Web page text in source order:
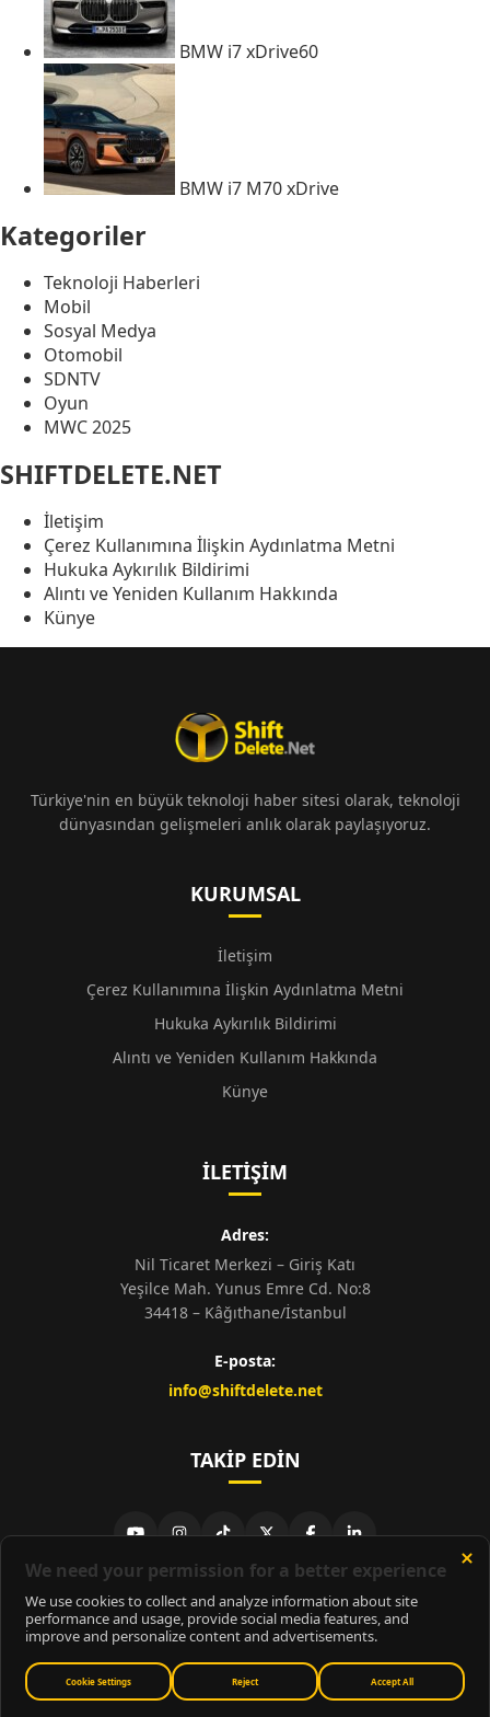
BMW i7 xDrive60
BMW i7 M70 xDrive
Kategoriler
Teknoloji Haberleri
Mobil
Sosyal Medya
Otomobil
SDNTV
Oyun
MWC 2025
SHIFTDELETE.NET
İletişim
Çerez Kullanımına İlişkin Aydınlatma Metni
Hukuka Aykırılık Bildirimi
Alıntı ve Yeniden Kullanım Hakkında
Künye
Türkiye'nin en büyük teknoloji haber sitesi olarak, teknoloji
dünyasından gelişmeleri anlık olarak paylaşıyoruz.
KURUMSAL
İletişim
Çerez Kullanımına İlişkin Aydınlatma Metni
Hukuka Aykırılık Bildirimi
Alıntı ve Yeniden Kullanım Hakkında
Künye
İLETIŞIM
Adres:
Nil Ticaret Merkezi – Giriş Katı
Yeşilce Mah. Yunus Emre Cd. No:8
34418 – Kâğıthane/İstanbul
E-posta:
info@shiftdelete.net
TAKIP EDIN
© 2026ShiftDelete.Net- Tüm hakları saklıdır.
ShiftDelete.Net, İnternet Medyası ve Bilişim Muhabirleri Derneği
üyesidir.